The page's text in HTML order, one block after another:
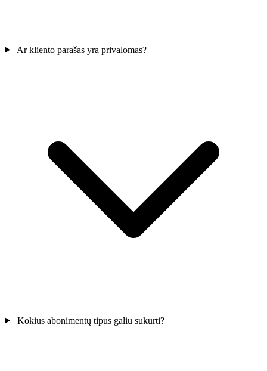
Ar kliento parašas yra privalomas?
Kokius abonimentų tipus galiu sukurti?